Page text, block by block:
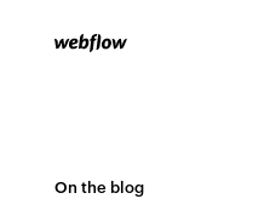
On the blog